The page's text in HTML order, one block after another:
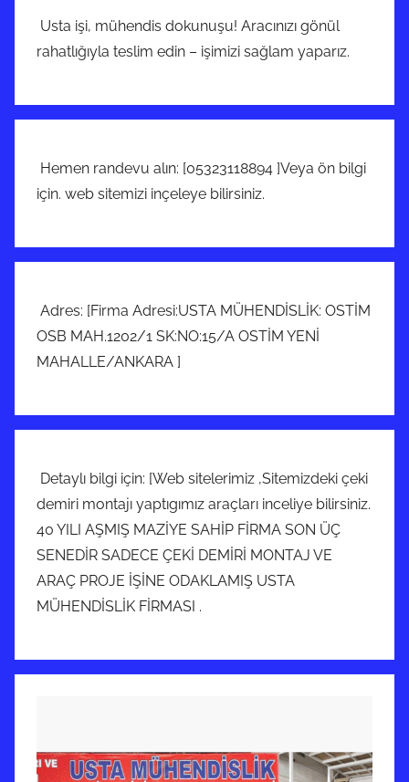
Usta işi, mühendis dokunuşu! Aracınızı gönül
rahatlığıyla teslim edin – işimizi sağlam yaparız.
Hemen randevu alın: [05323118894 ]Veya ön bilgi
için. web sitemizi inçeleye bilirsiniz.
Adres: [Firma Adresi:USTA MÜHENDİSLİK: OSTİM
OSB MAH.1202/1 SK:NO:15/A OSTİM YENİ
MAHALLE/ANKARA ]
Detaylı bilgi için: [Web sitelerimiz ,Sitemizdeki çeki
demiri montajı yaptıgımız araçları inceliye bilirsiniz.
40 YILI AŞMIŞ MAZİYE SAHİP FİRMA SON ÜÇ
SENEDİR SADECE ÇEKİ DEMİRİ MONTAJ VE
ARAÇ PROJE İŞİNE ODAKLAMIŞ USTA
MÜHENDİSLİK FİRMASI .